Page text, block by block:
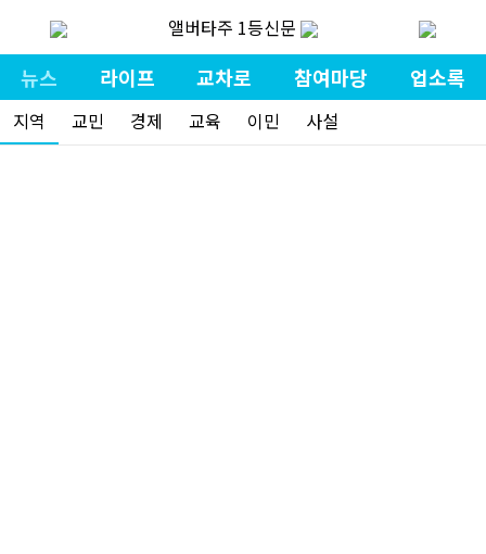
앨버타주 1등신문
뉴스 라이프 교차로 참여마당 업소록
지역 교민 경제 교육 이민 사설